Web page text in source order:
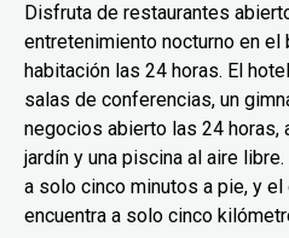
Disfruta de restaurantes
entretenimiento nocturno en
habitación las 24 horas. El
salas de conferencias, un
negocios abierto las 24 horas,
jardín y una piscina al aire
a solo cinco minutos a pie, y
encuentra a solo cinco